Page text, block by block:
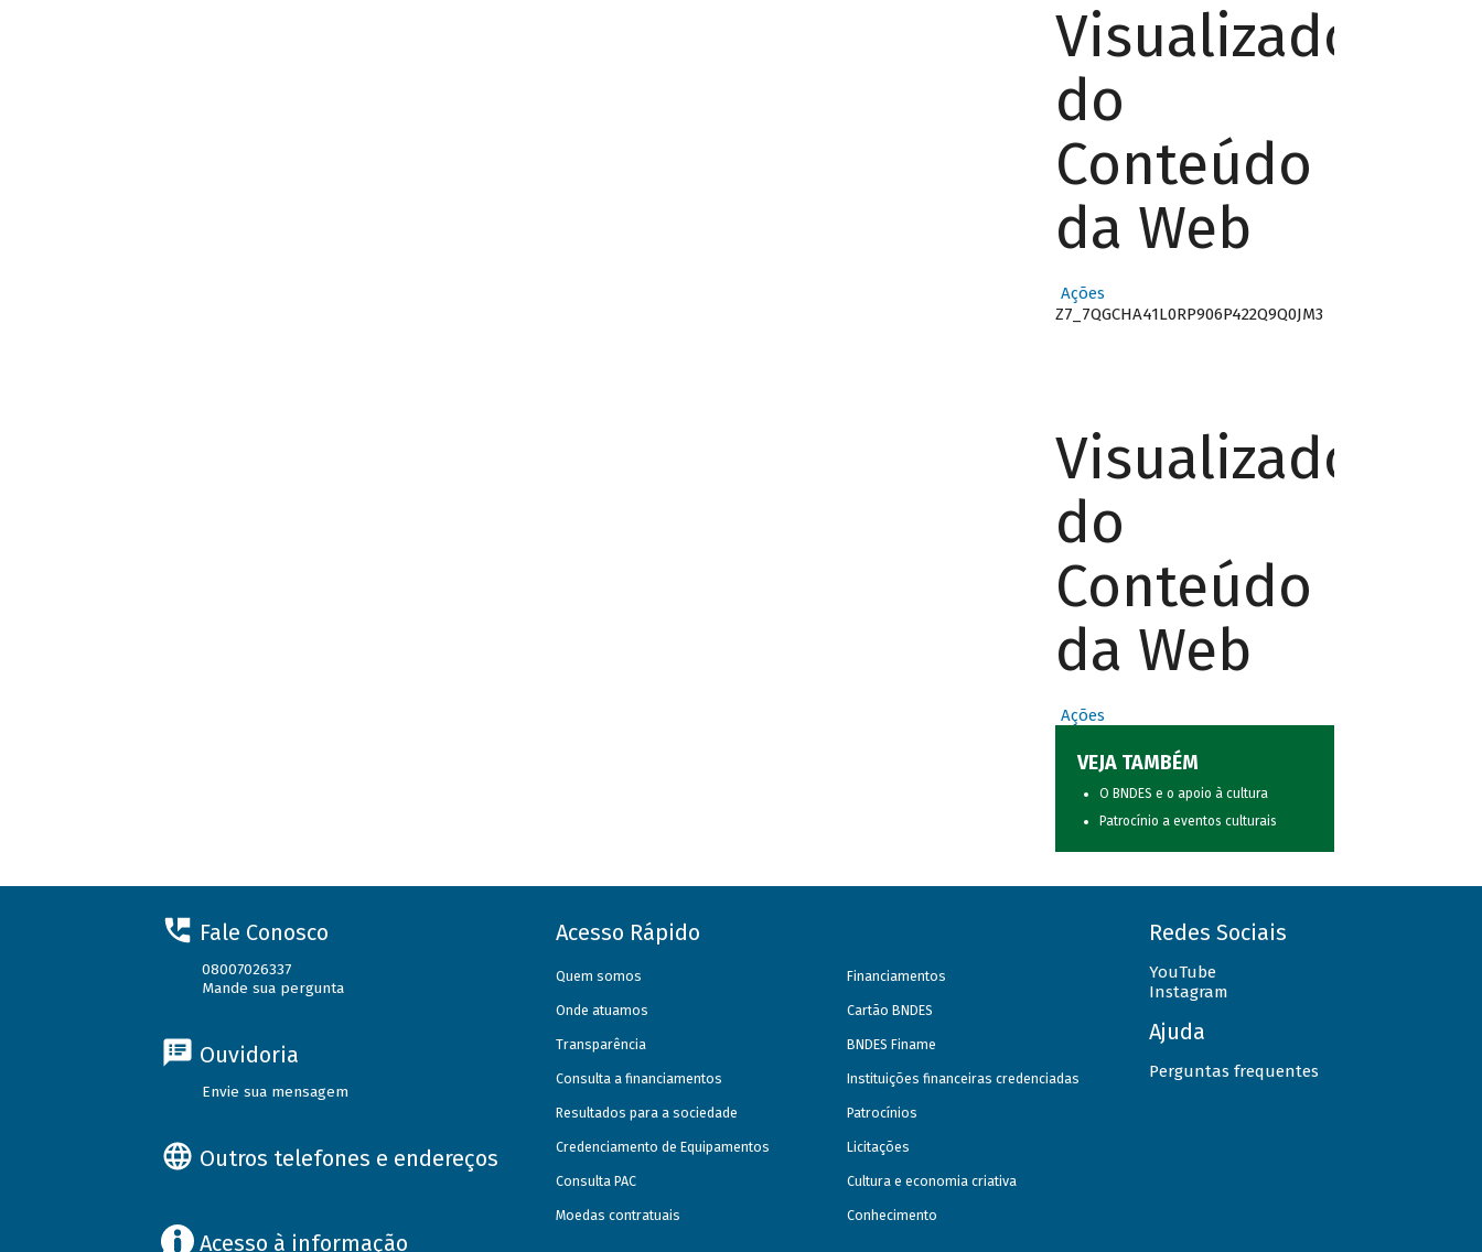
Visualizador
do
Conteúdo
da Web
Ações
Z7_7QGCHA41L0RP906P422Q9Q0JM3
Visualizador
do
Conteúdo
da Web
Ações
VEJA TAMBÉM
O BNDES e o apoio à cultura
Patrocínio a eventos culturais
Fale Conosco
08007026337
Mande sua pergunta
Ouvidoria
Envie sua mensagem
Outros telefones e endereços
Acesso à informação
Acesso Rápido
Quem somos
Onde atuamos
Transparência
Consulta a financiamentos
Resultados para a sociedade
Credenciamento de Equipamentos
Consulta PAC
Moedas contratuais
Financiamentos
Cartão BNDES
BNDES Finame
Instituições financeiras credenciadas
Patrocínios
Licitações
Cultura e economia criativa
Conhecimento
Redes Sociais
YouTube
Instagram
Ajuda
Perguntas frequentes